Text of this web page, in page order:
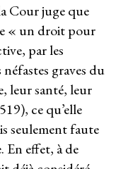
Cour juge que
« un droit pour
par les
graves du
leur santé, leur
ce qu’elle
seulement faute
En effet, à de